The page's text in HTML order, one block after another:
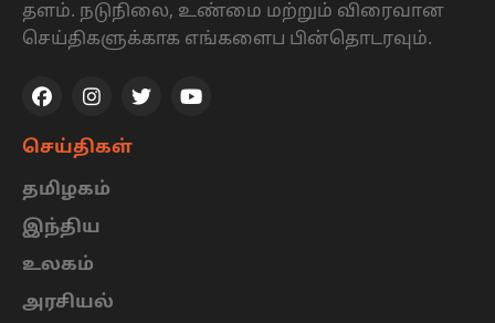
தளம். நடுநிலை, உண்மை மற்றும் விரைவான
செய்திகளுக்காக எங்களைப பின்தொடரவும்.
செய்திகள்
தமிழகம்
இந்திய
உலகம்
அரசியல்